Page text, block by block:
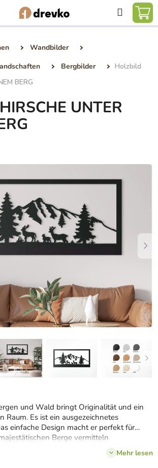
Suchen
Wandbilder
Bergbilder
Holzbild
BERG
und Wald bringt Originalität und ein
Raum. Es ist ein ausgezeichnetes
einfache Design macht er perfekt für
Berge vermitteln
können unter mehreren Dekors undMehr lesen
UNTER